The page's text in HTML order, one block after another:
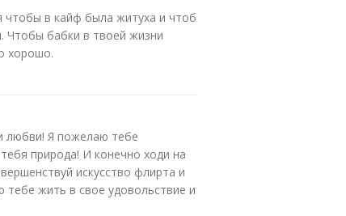
чтобы в кайф была житуха и чтоб
бабки в твоей жизни
хорошо.
любви! Я пожелаю тебе
природа! И конечно ходи на
искусство флирта и
жить в свое удовольствие и